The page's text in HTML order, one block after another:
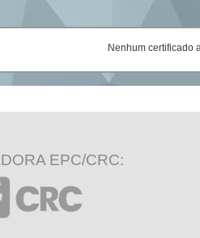
Nenhum certificado
EPC/CRC: